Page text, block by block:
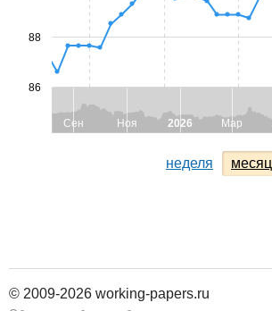
Сен Ноя 2026 Мар
86
88
неделя месяц
© 2009-2026 working-papers.ru